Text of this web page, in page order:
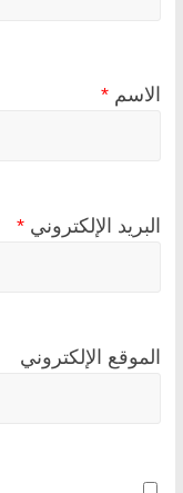
الاسم *
البريد الإلكتروني *
الموقع الإلكتروني